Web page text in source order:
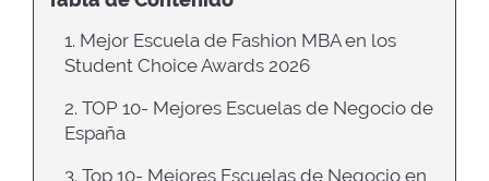
1. Mejor Escuela de Fashion MBA en los
Student Choice Awards 2026
2. TOP 10- Mejores Escuelas de Negocio de
España
3. Top 10- Mejores Escuelas de Negocio en